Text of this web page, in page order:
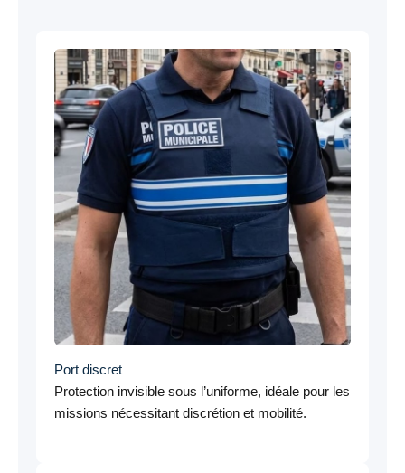
Port discret
Protection invisible sous l’uniforme, idéale pour les
missions nécessitant discrétion et mobilité.